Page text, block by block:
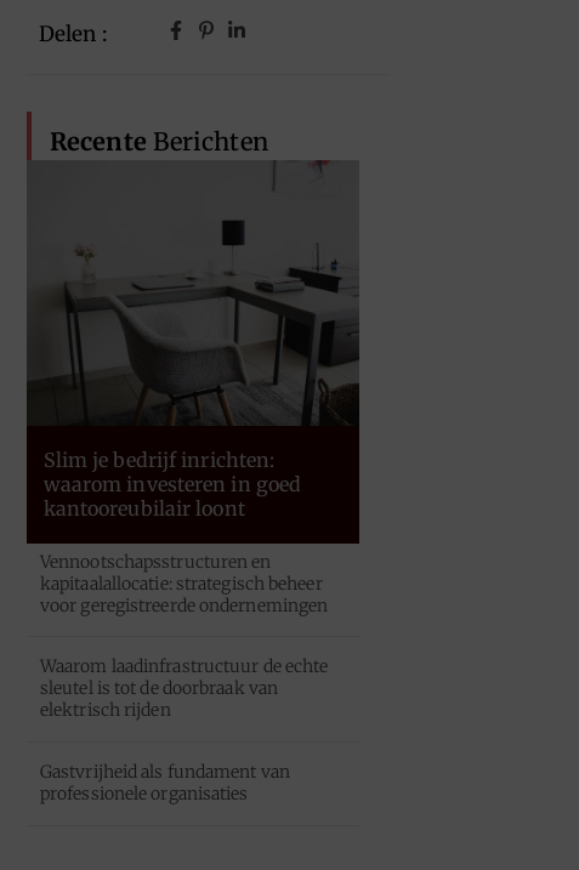
Delen :
Recente Berichten
Slim je bedrijf inrichten:
waarom investeren in goed
kantooreubilair loont
Vennootschapsstructuren en
kapitaalallocatie: strategisch beheer
voor geregistreerde ondernemingen
Waarom laadinfrastructuur de echte
sleutel is tot de doorbraak van
elektrisch rijden
Gastvrijheid als fundament van
professionele organisaties